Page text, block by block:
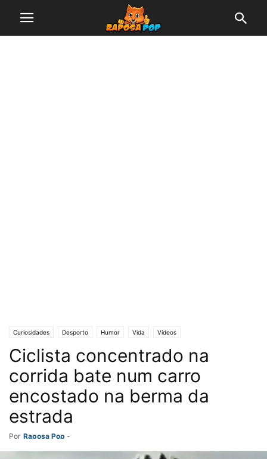
Curiosidades Desporto Humor Vida Vídeos
Ciclista concentrado na
corrida bate num carro
encostado na berma da
estrada
Por Raposa Pop -